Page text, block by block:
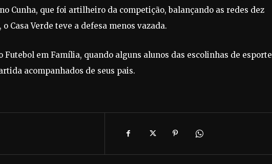
Cunha, que foi artilheiro da competição, balançando as redes dez
Casa Verde teve a defesa menos vazada.
em Família, quando alguns alunos das escolinhas de esporte
acompanhados de seus pais.